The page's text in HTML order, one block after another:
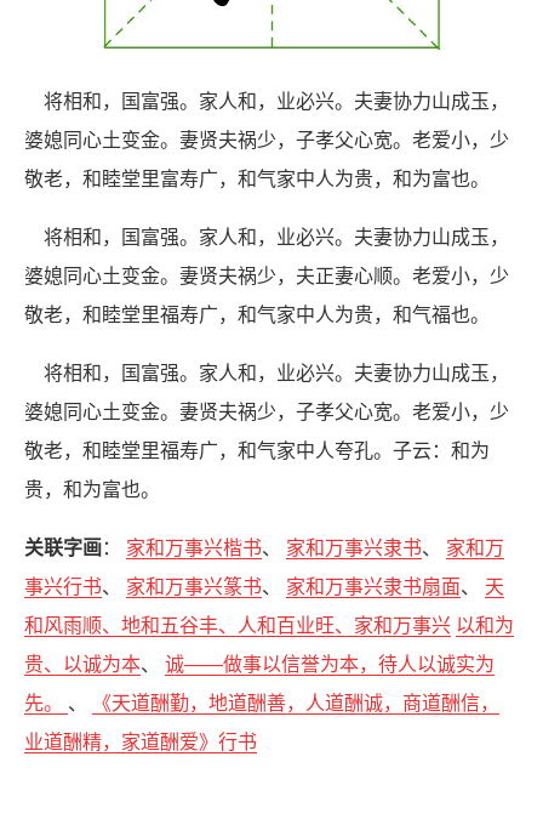
将相和，国富强。家人和，业必兴。夫妻协力山成玉，
婆媳同心土变金。妻贤夫祸少，子孝父心宽。老爱小，少
敬老，和睦堂里富寿广，和气家中人为贵，和为富也。
将相和，国富强。家人和，业必兴。夫妻协力山成玉，
婆媳同心土变金。妻贤夫祸少，夫正妻心顺。老爱小，少
敬老，和睦堂里福寿广，和气家中人为贵，和气福也。
将相和，国富强。家人和，业必兴。夫妻协力山成玉，
婆媳同心土变金。妻贤夫祸少，子孝父心宽。老爱小，少
敬老，和睦堂里福寿广，和气家中人夸孔。子云：和为
贵，和为富也。
关联字画： 家和万事兴楷书、 家和万事兴隶书、 家和万
事兴行书、 家和万事兴篆书、 家和万事兴隶书扇面、 天
和风雨顺、地和五谷丰、人和百业旺、家和万事兴 以和为
贵、以诚为本、诚——做事以信誉为本，待人以诚实为
先。 、
《天道酬勤，地道酬善，人道酬诚，商道酬信，
业道酬精，家道酬爱》行书